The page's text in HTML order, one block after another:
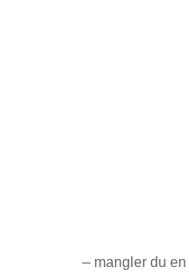
– mangler du